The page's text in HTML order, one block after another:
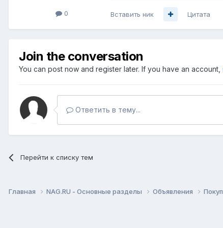
0 Вставить ник Цитата
Join the conversation
You can post now and register later. If you have an account,
Ответить в тему...
Перейти к списку тем
Главная NAG.RU - Основные разделы Объявления